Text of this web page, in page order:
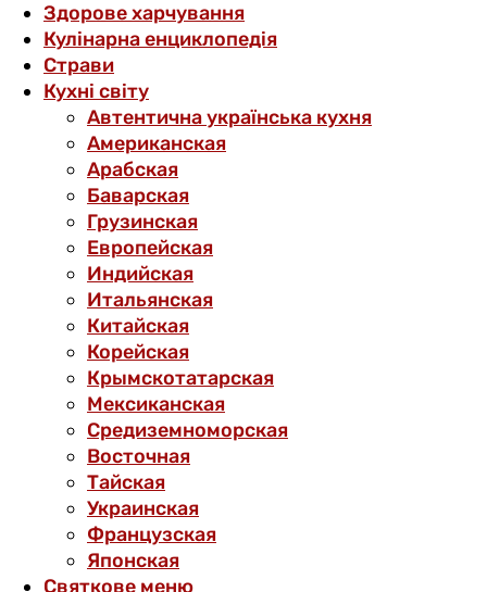
Здорове харчування
Кулінарна енциклопедія
Страви
Кухні світу
Автентична українська кухня
Американская
Арабская
Баварская
Грузинская
Европейская
Индийская
Итальянская
Китайская
Корейская
Крымскотатарская
Мексиканская
Средиземноморская
Восточная
Тайская
Украинская
Французская
Японская
Святкове меню